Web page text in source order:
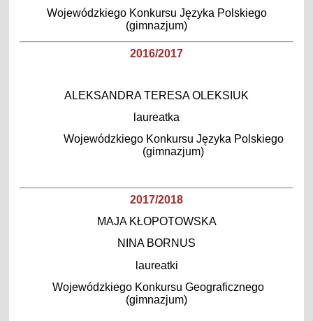
Wojewódzkiego Konkursu Języka Polskiego
(gimnazjum)
2016/2017
ALEKSANDRA TERESA OLEKSIUK
laureatka
Wojewódzkiego Konkursu Języka Polskiego
(gimnazjum)
2017/2018
MAJA KŁOPOTOWSKA
NINA BORNUS
laureatki
Wojewódzkiego Konkursu Geograficznego
(gimnazjum)